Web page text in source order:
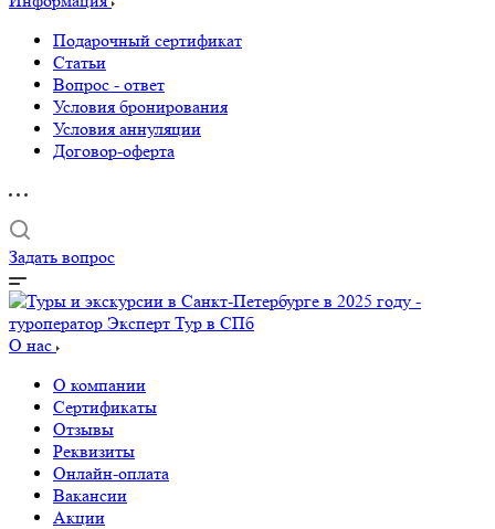
Подарочный сертификат
Статьи
Вопрос - ответ
Условия бронирования
Условия аннуляции
Договор-оферта
Задать вопрос
О нас
О компании
Сертификаты
Отзывы
Реквизиты
Онлайн-оплата
Вакансии
Акции